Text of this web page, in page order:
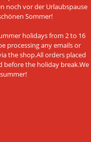
noch vor der Urlaubspause
Sommer!
holidays from 2 to 16
processing any emails or
the shop.All orders placed
before the holiday break.We